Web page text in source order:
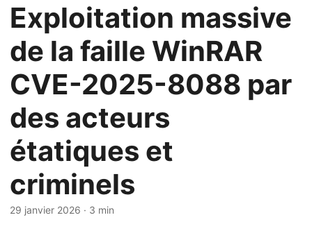
Exploitation massive
de la faille WinRAR
CVE-2025-8088 par
des acteurs
étatiques et
criminels
29 janvier 2026 · 3 min